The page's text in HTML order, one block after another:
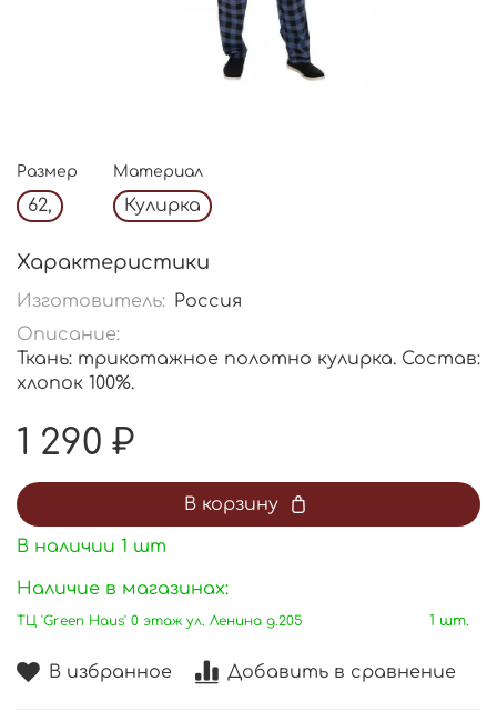
В избранное Добавить в сравнение
Размер
62,
Материал
Кулирка
Характеристики
Изготовитель: Россия
Описание:
Ткань: трикотажное полотно кулирка. Состав:
хлопок 100%.
1 290 ₽
В корзину
В наличии 1 шт
Наличие в магазинах:
ТЦ 'Green Haus' 0 этаж ул. Ленина д.205 1 шт.